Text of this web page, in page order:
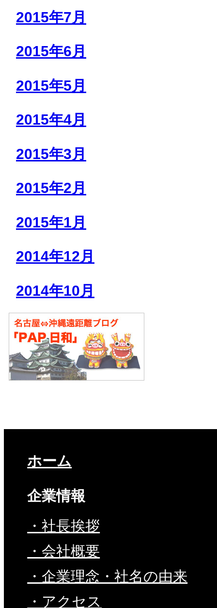
2015年7月
2015年6月
2015年5月
2015年4月
2015年3月
2015年2月
2015年1月
2014年12月
2014年10月
ホーム
企業情報
・社長挨拶
・会社概要
・企業理念・社名の由来
・アクセス